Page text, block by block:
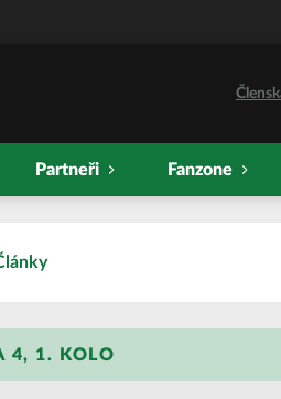
Partneři Fanzone
4, 1. KOLO